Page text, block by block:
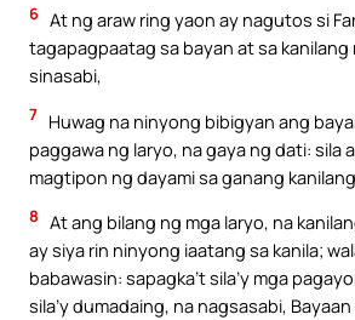
6 At ng araw ring yaon ay nagutos si
tagapagpaatag sa bayan at sa kanilang
sinasabi,
7 Huwag na ninyong bibigyan ang
paggawa ng laryo, na gaya ng dati: sila
magtipon ng dayami sa ganang
8 At ang bilang ng mga laryo, na
ay siya rin ninyong iaatang sa kanila;
babawasin: sapagka’t sila’y mga
sila’y dumadaing, na nagsasabi,